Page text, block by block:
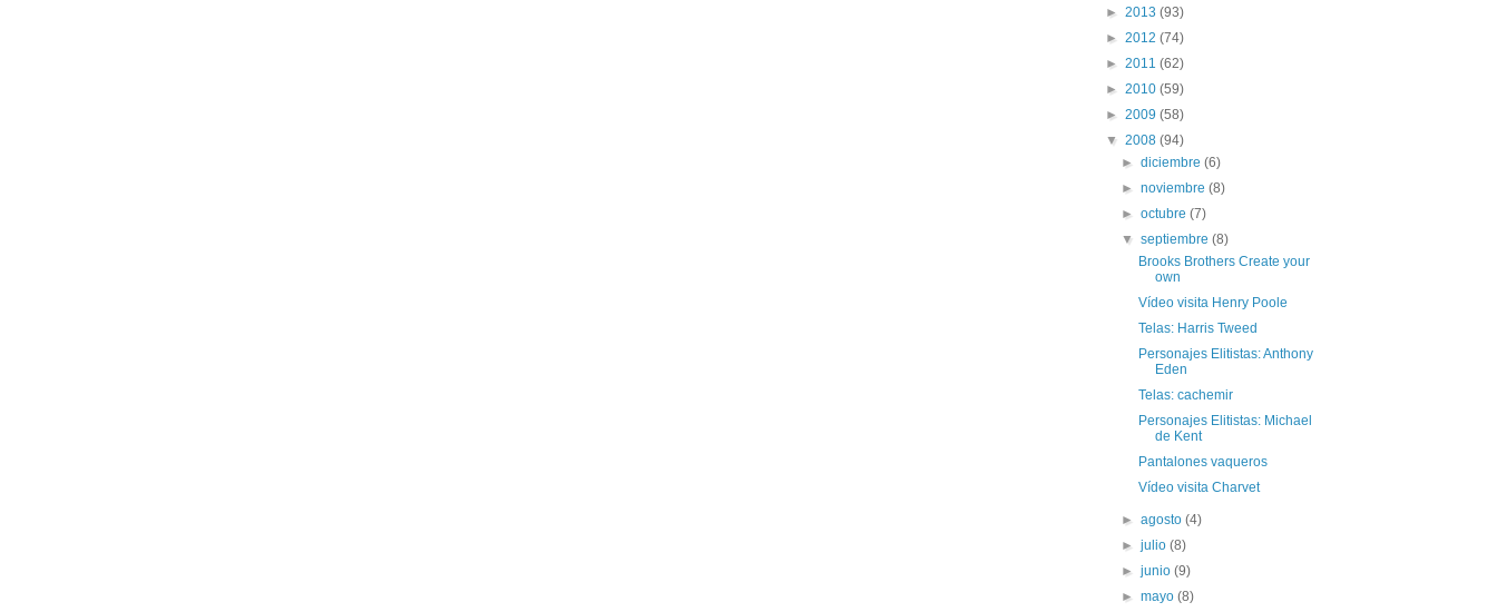
► 2013 (93)
► 2012 (74)
► 2011 (62)
► 2010 (59)
► 2009 (58)
▼ 2008 (94)
►diciembre(6)
►noviembre(8)
►octubre(7)
▼septiembre(8)
Brooks Brothers Create your
own
Vídeo visita Henry Poole
Telas: Harris Tweed
Personajes Elitistas: Anthony
Eden
Telas: cachemir
Personajes Elitistas: Michael
de Kent
Pantalones vaqueros
Vídeo visita Charvet
►agosto(4)
►julio(8)
►junio(9)
►mayo(8)